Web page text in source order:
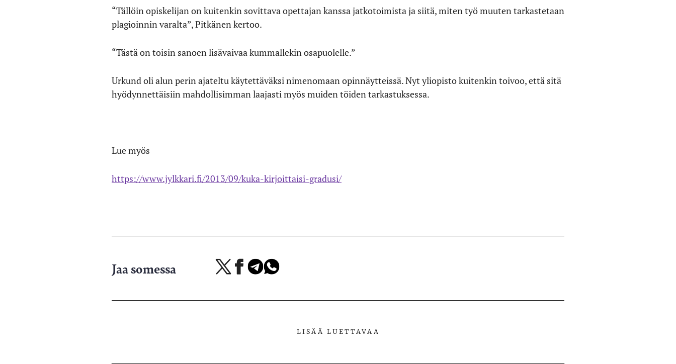
“Tällöin opiskelijan on kuitenkin sovittava opettajan kanssa jatkotoimista ja siitä, miten työ muuten tarkastetaan
plagioinnin varalta”, Pitkänen kertoo.
“Tästä on toisin sanoen lisävaivaa kummallekin osapuolelle.”
Urkund oli alun perin ajateltu käytettäväksi nimenomaan opinnäytteissä. Nyt yliopisto kuitenkin toivoo, että sitä
hyödynnettäisiin mahdollisimman laajasti myös muiden töiden tarkastuksessa.
Lue myös
https://www.jylkkari.fi/2013/09/kuka-kirjoittaisi-gradusi/
Jaa somessa
Jaa
palvelussa
Jaa Jaa Jaa
LISÄÄ LUETTAVAA